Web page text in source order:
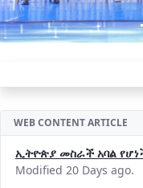
WEB CONTENT ARTICLE
ኢትዮጵያ መስራች አባል
Modified 20 Days ago.